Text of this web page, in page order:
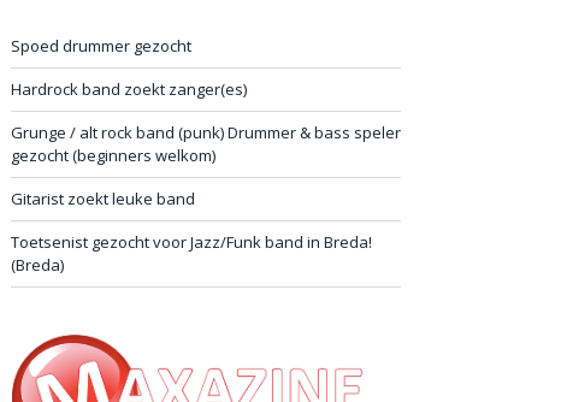
Spoed drummer gezocht
Hardrock band zoekt zanger(es)
Grunge / alt rock band (punk) Drummer & bass speler
gezocht (beginners welkom)
Gitarist zoekt leuke band
Toetsenist gezocht voor Jazz/Funk band in Breda!
(Breda)